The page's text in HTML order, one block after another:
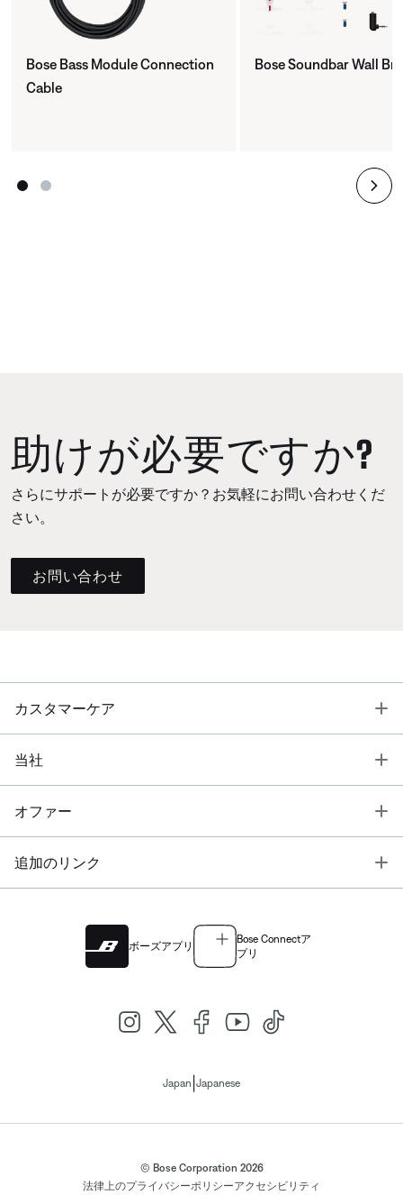
Bose Bass Module Connection
Cable
Bose Soundbar Wall
助けが必要ですか?
さらにサポートが必要ですか？お気軽にお問い合わせくだ
さい。
お問い合わせ
カスタマーケア
当社
オファー
追加のリンク
ボーズアプリ
Bose Connectア
プリ
Japan Japanese
© Bose Corporation 2026
法律上のプライバシーポリシーアクセシビリティ